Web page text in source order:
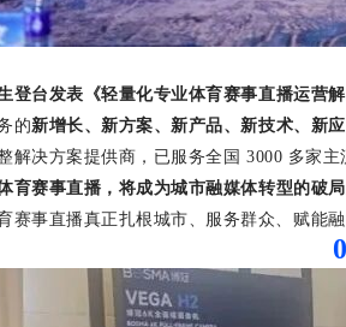
登台发表《轻量化专业体育赛事直播运营
的新增长、新方案、新产品、新技术、新
解决方案提供商，已服务全国 3000 多家主
育赛事直播，将成为城市融媒体转型的破
赛事直播真正扎根城市、服务群众、赋能融